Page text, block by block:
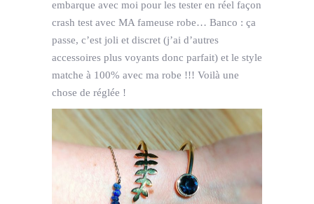
embarque avec moi pour les tester en réel façon
crash test avec MA fameuse robe… Banco : ça
passe, c’est joli et discret (j’ai d’autres
accessoires plus voyants donc parfait) et le style
matche à 100% avec ma robe !!! Voilà une
chose de réglée !